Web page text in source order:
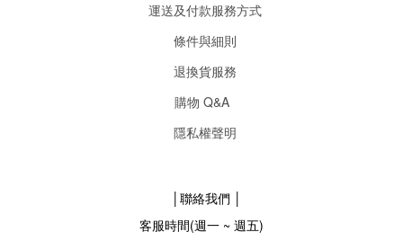
運送及付款服務方式
條件與細則
退換貨服務
購物 Q&A
隱私權聲明
│聯絡我們 │
客服時間(週一 ~ 週五)